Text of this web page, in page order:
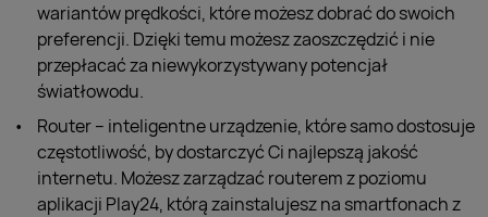
wariantów prędkości, które możesz dobrać do swoich
preferencji. Dzięki temu możesz zaoszczędzić i nie
przepłacać za niewykorzystywany potencjał
światłowodu.
Router – inteligentne urządzenie, które samo dostosuje
częstotliwość, by dostarczyć Ci najlepszą jakość
internetu. Możesz zarządzać routerem z poziomu
aplikacji Play24, którą zainstalujesz na smartfonach z